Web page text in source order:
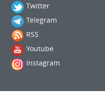
Twitter
Telegram
RSS
Youtube
Instagram